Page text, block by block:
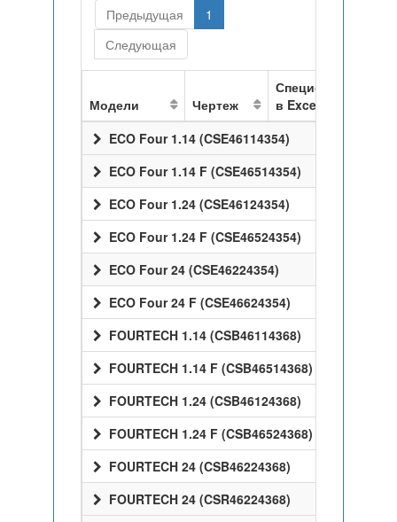
Предыдущая
1
Следующая
Модели Чертеж
Спецификация
в Excel
ECO Four 1.14 (CSE46114354)
ECO Four 1.14 F (CSE46514354)
ECO Four 1.24 (CSE46124354)
ECO Four 1.24 F (CSE46524354)
ECO Four 24 (CSE46224354)
ECO Four 24 F (CSE46624354)
FOURTECH 1.14 (CSB46114368)
FOURTECH 1.14 F (CSB46514368)
FOURTECH 1.24 (CSB46124368)
FOURTECH 1.24 F (CSB46524368)
FOURTECH 24 (CSB46224368)
FOURTECH 24 (CSR46224368)